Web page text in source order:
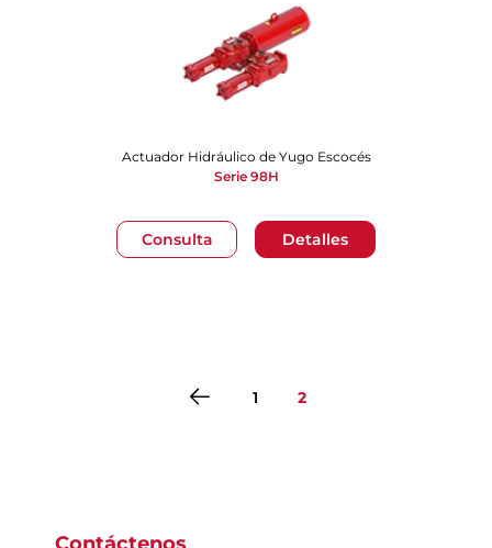
Consulta Detalles
Actuador Hidráulico de Yugo Escocés
Serie 98H
1 2